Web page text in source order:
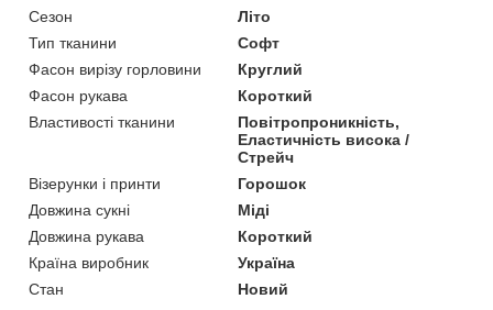
Сезон
Літо
Тип тканини
Софт
Фасон вирізу горловини
Круглий
Фасон рукава
Короткий
Властивості тканини
Повітропроникність,
Еластичність висока /
Стрейч
Візерунки і принти
Горошок
Довжина сукні
Міді
Довжина рукава
Короткий
Країна виробник
Україна
Стан
Новий